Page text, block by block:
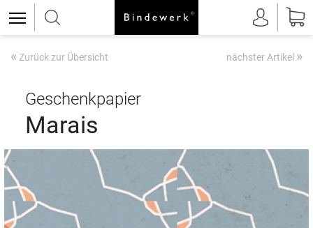
« Zurück zur Übersicht nächster Artikel »
Geschenkpapier
Marais